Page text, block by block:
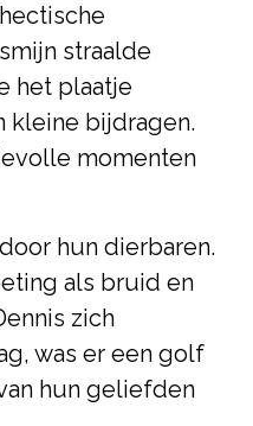
straalde
het plaatje
kleine bijdragen.
momenten
hun dierbaren.
als bruid en
zich
was er een golf
hun geliefden